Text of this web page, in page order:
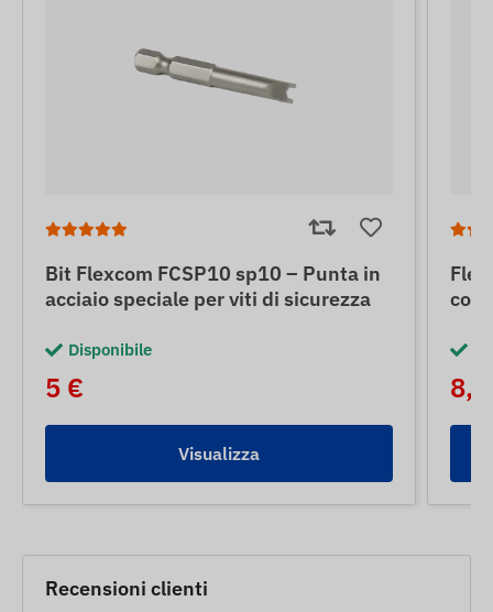
Bit Flexcom FCSP10 sp10 – Punta in
acciaio speciale per viti di sicurezza
Disponibile
5 €
Visualizza
con
Recensioni clienti